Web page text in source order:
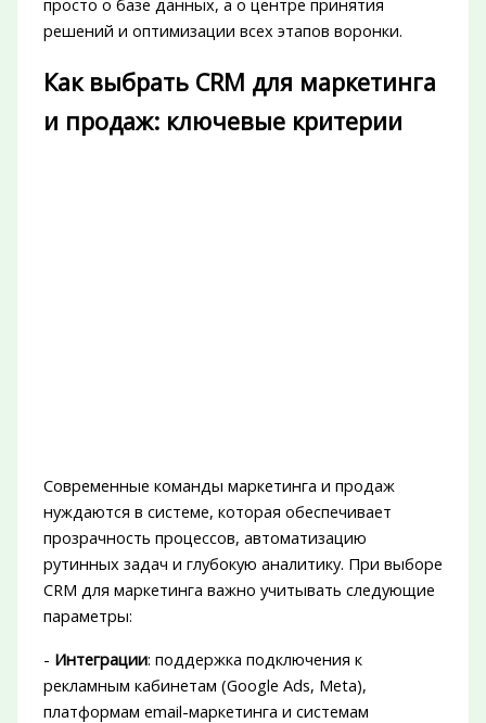
решений и оптимизации всех этапов воронки.
Как выбрать CRM для маркетинга
и продаж: ключевые критерии
Современные команды маркетинга и продаж
нуждаются в системе, которая обеспечивает
прозрачность процессов, автоматизацию
рутинных задач и глубокую аналитику. При выборе
CRM для маркетинга важно учитывать следующие
параметры:
- Интеграции: поддержка подключения к
рекламным кабинетам (Google Ads, Meta),
платформам email-маркетинга и системам